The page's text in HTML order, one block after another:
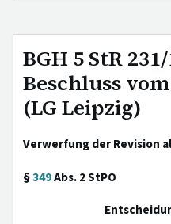
BGH 5 StR
Beschluss
(LG Leipzig)
Verwerfung der Revision
§349Abs. 2 StPO